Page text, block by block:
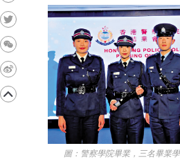
圖：警察學院畢業，三名畢業學